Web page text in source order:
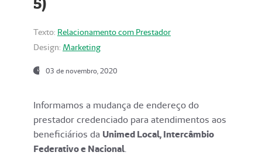
Texto: Relacionamento com Prestador
Design: Marketing
03 de novembro, 2020
Informamos a mudança de endereço do
prestador credenciado para atendimentos aos
beneficiários da Unimed Local, Intercâmbio
Federativo e Nacional.